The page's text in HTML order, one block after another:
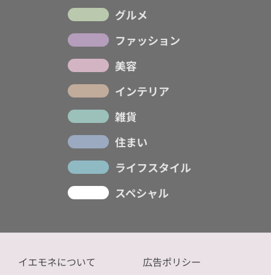
グルメ
ファッション
美容
インテリア
雑貨
住まい
ライフスタイル
スペシャル
イエモネについて
広告ポリシー